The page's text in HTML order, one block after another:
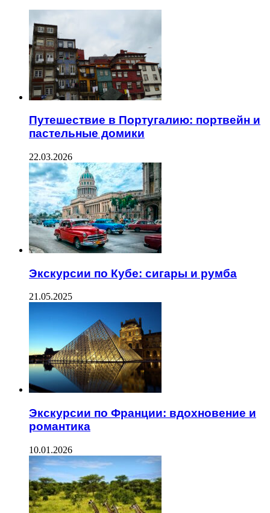
Путешествие в Португалию: портвейн и
пастельные домики
22.03.2026
Экскурсии по Кубе: сигары и румба
21.05.2025
Экскурсии по Франции: вдохновение и
романтика
10.01.2026